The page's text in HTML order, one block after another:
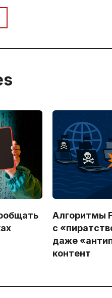
Алгоритмы
с
даже
контент